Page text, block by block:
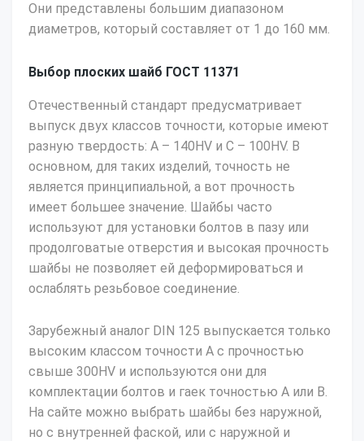
Они представлены большим диапазоном
диаметров, который составляет от 1 до 160 мм.
Выбор плоских шайб ГОСТ 11371
Отечественный стандарт предусматривает
выпуск двух классов точности, которые имеют
разную твердость: А – 140HV и С – 100HV. В
основном, для таких изделий, точность не
является принципиальной, а вот прочность
имеет большее значение. Шайбы часто
используют для установки болтов в пазу или
продолговатые отверстия и высокая прочность
шайбы не позволяет ей деформироваться и
ослаблять резьбовое соединение.
Зарубежный аналог DIN 125 выпускается только
высоким классом точности А с прочностью
свыше 300HV и используются они для
комплектации болтов и гаек точностью А или В.
На сайте можно выбрать шайбы без наружной,
но с внутренней фаской, или с наружной и